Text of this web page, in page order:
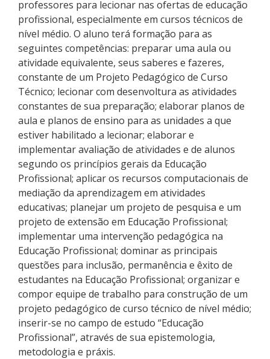
Como posso estudar no IFSC?
Calendário de inscrições
Processos Seletivos
Cotas
Orientações para comprovação de cotas
Inscrições e acompanhamento
Orientações para Matrícula
Estatísticas dos Processos Seletivos
Cadastro de interesse
professores para lecionar nas ofertas de educação
profissional, especialmente em cursos técnicos de
nível médio. O aluno terá formação para as
seguintes competências: preparar uma aula ou
atividade equivalente, seus saberes e fazeres,
constante de um Projeto Pedagógico de Curso
Técnico; lecionar com desenvoltura as atividades
constantes de sua preparação; elaborar planos de
aula e planos de ensino para as unidades a que
estiver habilitado a lecionar; elaborar e
implementar avaliação de atividades e de alunos
segundo os princípios gerais da Educação
Profissional; aplicar os recursos computacionais de
mediação da aprendizagem em atividades
educativas; planejar um projeto de pesquisa e um
projeto de extensão em Educação Profissional;
implementar uma intervenção pedagógica na
Educação Profissional; dominar as principais
questões para inclusão, permanência e êxito de
estudantes na Educação Profissional; organizar e
compor equipe de trabalho para construção de um
projeto pedagógico de curso técnico de nível médio;
inserir-se no campo de estudo “Educação
Profissional”, através de sua epistemologia,
metodologia e práxis.